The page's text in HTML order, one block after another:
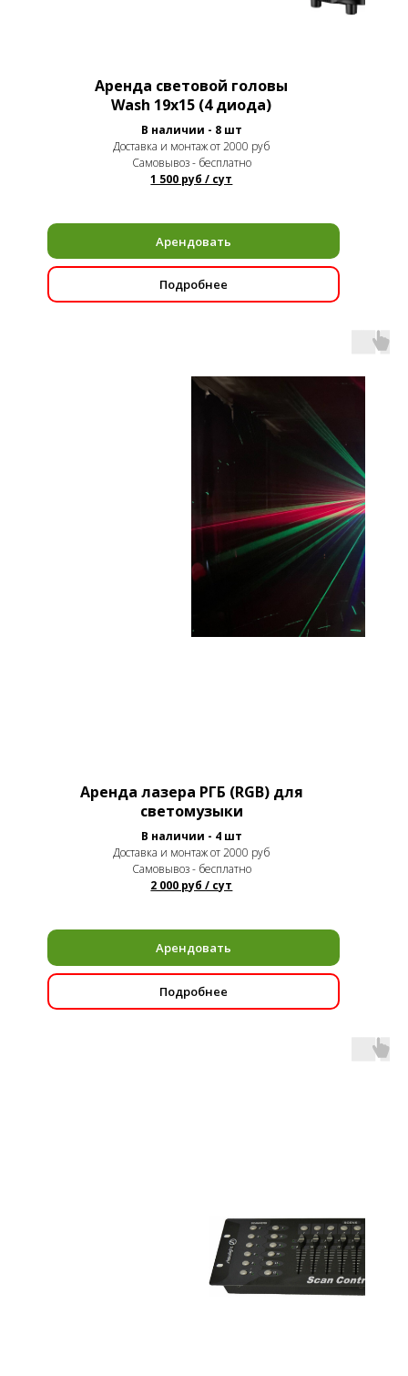
Аренда световой головы
Wash 19х15 (4 диода)
В наличии - 8 шт
Доставка и монтаж от 2000 руб
Самовывоз - бесплатно
1 500 руб / сут
Арендовать
Подробнее
Аренда лазера РГБ (RGB) для
светомузыки
В наличии - 4 шт
Доставка и монтаж от 2000 руб
Самовывоз - бесплатно
2 000 руб / сут
Арендовать
Подробнее